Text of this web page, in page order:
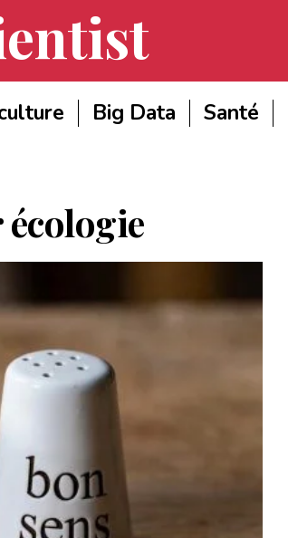
Big Data Santé
écologie